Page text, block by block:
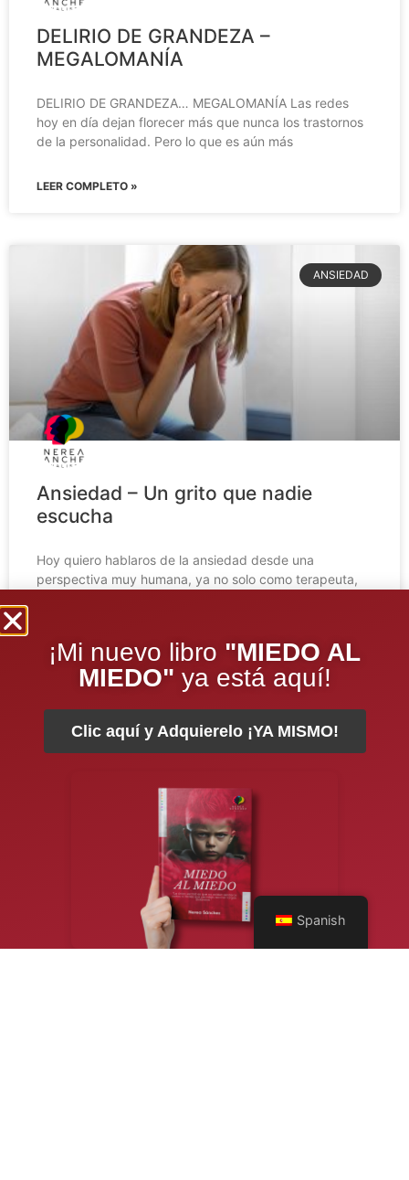
DELIRIO DE GRANDEZA –
MEGALOMANÍA
DELIRIO DE GRANDEZA… MEGALOMANÍA Las redes
hoy en día dejan florecer más que nunca los trastornos
de la personalidad. Pero lo que es aún más
LEER COMPLETO »
ANSIEDAD
Ansiedad – Un grito que nadie
escucha
Hoy quiero hablaros de la ansiedad desde una
perspectiva muy humana, ya no solo como terapeuta,
LEER COMPLETO »
Spanish
¡Mi nuevo libro "MIEDO AL
MIEDO" ya está aquí!
Clic aquí y Adquierelo ¡YA MISMO!